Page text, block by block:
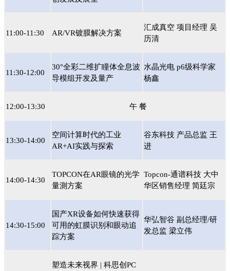
11:00-11:30 AR/VR镀膜解决方案
汇成真空 项目经理 吴
历清
11:30-12:00
30°全彩二维扩瞳体全息波
导模组开发及量产
水晶光电 p6级科学家
杨鑫
12:00-13:30 午 餐
13:30-14:00
空间计算时代的工业
AR+AI实践与探索
谷东科技 产品总监 王
进
14:00-14:30
TOPCON在AR眼镜的光学
量測方案
Topcon-通谱科技 大中
华区销售经理 简廷宗
14:30-15:00
国产XR设备如何快速获得
可用的虹膜识别和眼动追
踪方案
华弘智谷 副总经理/研
发总监 梁立伟
塑造未来视界 | 科思创PC